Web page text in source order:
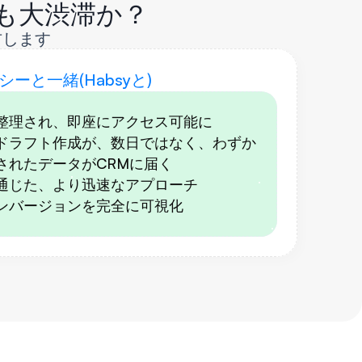
大渋滞か？
ます
ーと一緒(Habsyと)
理され、即座にアクセス可能に
ラフト作成が、数日ではなく、わずか
れたデータがCRMに届く
じた、より迅速なアプローチ
バージョンを完全に可視化